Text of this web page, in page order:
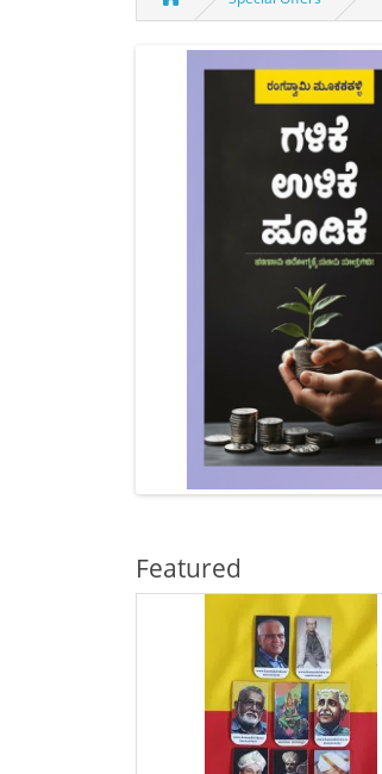
Featured